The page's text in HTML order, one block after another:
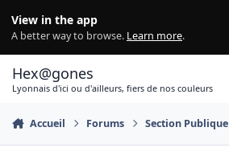
View in the app
A better way to browse. Learn more.
Hex@gones
Lyonnais d'ici ou d'ailleurs, fiers de nos couleurs
Accueil Forums Section Publique